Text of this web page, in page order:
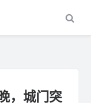
，城门突